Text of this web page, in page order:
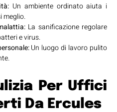
Un ambiente ordinato aiuta i
meglio.
La sanificazione regolare
e virus.
Un luogo di lavoro pulito
Per Uffici
Da Ercules